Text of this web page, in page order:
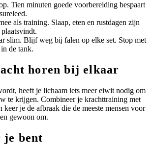
Tien minuten goede voorbereiding bespaart
als training. Slaap, eten en rustdagen zijn
slim. Blijf weg bij falen op elke set. Stop met
de tank.
horen bij elkaar
heeft je lichaam iets meer eiwit nodig om
te krijgen. Combineer je krachttraining met
je de afbraak die de meeste mensen voor
gewoon om.
je bent